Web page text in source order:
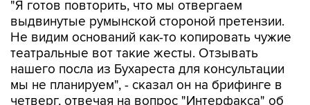
Не видим оснований как-то копировать чужие
театральные вот такие жесты. Отзывать
нашего посла из Бухареста для консультации
мы не планируем", - сказал он на брифинге в
четверг, отвечая на вопрос "Интерфакса" об
ответных мерах на высылку российского